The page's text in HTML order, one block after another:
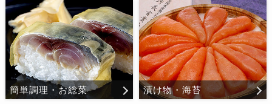
簡単調理・お総菜 漬け物・海苔